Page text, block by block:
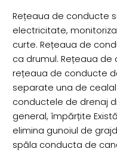
Rețeaua de conducte
electricitate,
curte. Rețeaua de
ca drumul. Rețeaua
rețeaua de conducte
separate una de
conductele de drenaj
general, împărțite
elimina gunoiul de
spăla conducta de